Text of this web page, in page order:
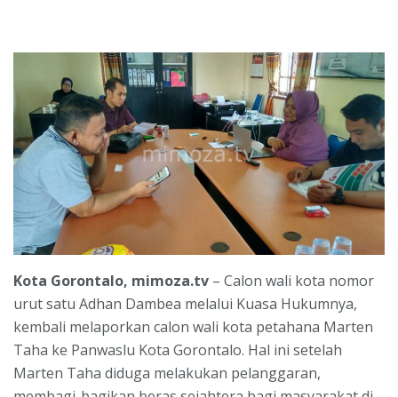
Kota Gorontalo, mimoza.tv – Calon wali kota nomor
urut satu Adhan Dambea melalui Kuasa Hukumnya,
kembali melaporkan calon wali kota petahana Marten
Taha ke Panwaslu Kota Gorontalo. Hal ini setelah
Marten Taha diduga melakukan pelanggaran,